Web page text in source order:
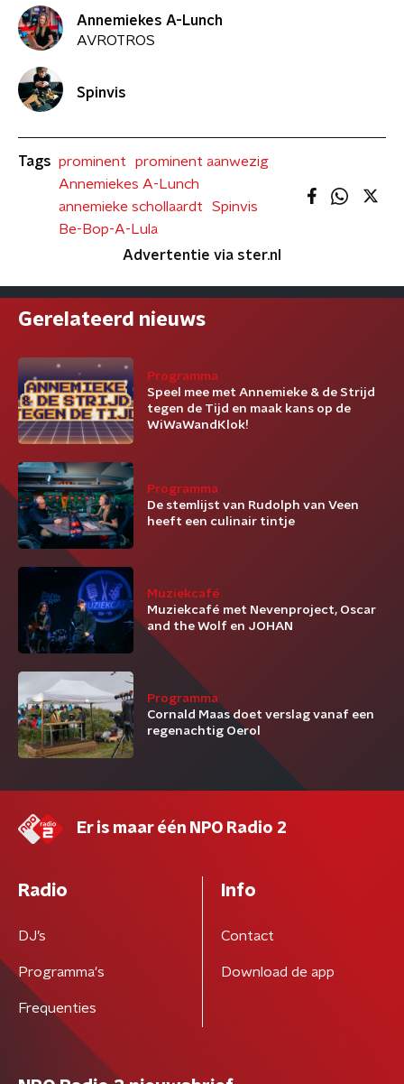
Annemiekes A-Lunch
AVROTROS
Spinvis
Tags prominent
prominent aanwezig
Annemiekes A-Lunch
annemieke schollaardt
Spinvis
Be-Bop-A-Lula
Advertentie via ster.nl
Gerelateerd nieuws
Programma
Speel mee met Annemieke & de Strijd
tegen de Tijd en maak kans op de
WiWaWandKlok!
Programma
De stemlijst van Rudolph van Veen
heeft een culinair tintje
Muziekcafé
Muziekcafé met Nevenproject, Oscar
and the Wolf en JOHAN
Programma
Cornald Maas doet verslag vanaf een
regenachtig Oerol
Er is maar één NPO Radio 2
Radio
DJ’s
Programma's
Frequenties
Info
Contact
Download de app